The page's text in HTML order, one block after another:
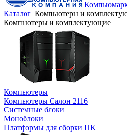
Каталог Компьютеры и
Компьютеры и комплектующие
Компьютеры
Компьютеры Салон 2116
Системные блоки
Моноблоки
Платформы для сборки ПК